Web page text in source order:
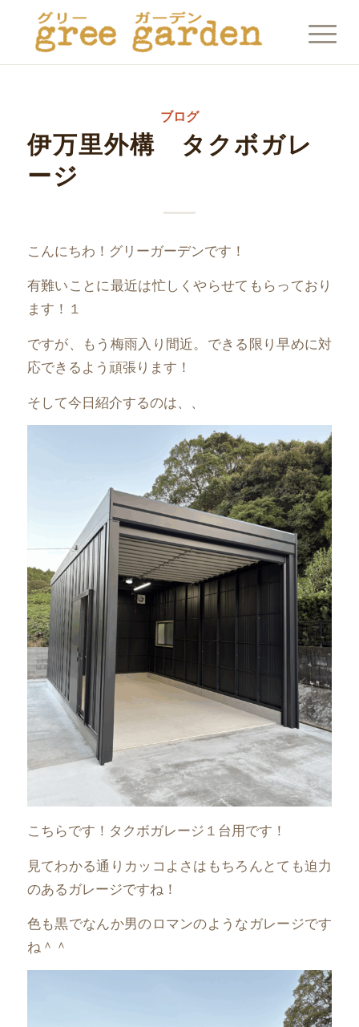
ブログ
伊万里外構 タクボガレ
ージ
こんにちわ！グリーガーデンです！
有難いことに最近は忙しくやらせてもらっており
ます！１
ですが、もう梅雨入り間近。できる限り早めに対
応できるよう頑張ります！
そして今日紹介するのは、、
こちらです！タクボガレージ１台用です！
見てわかる通りカッコよさはもちろんとても迫力
のあるガレージですね！
色も黒でなんか男のロマンのようなガレージです
ね＾＾